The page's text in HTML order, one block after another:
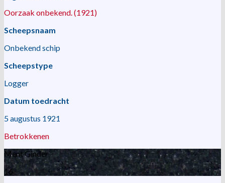
Oorzaak onbekend. (1921)
Scheepsnaam
Onbekend schip
Scheepstype
Logger
Datum toedracht
5 augustus 1921
Betrokkenen
Ment Ginder
16